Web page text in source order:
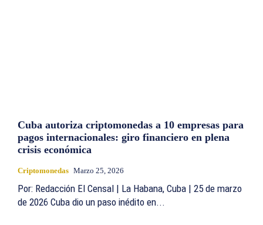
Cuba autoriza criptomonedas a 10 empresas para
pagos internacionales: giro financiero en plena
crisis económica
Criptomonedas Marzo 25, 2026
Por: Redacción El Censal | La Habana, Cuba | 25 de marzo
de 2026 Cuba dio un paso inédito en...